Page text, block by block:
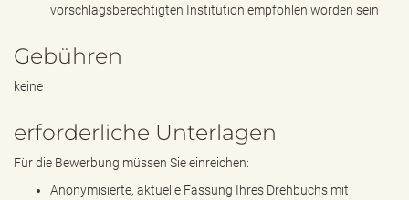
vorschlagsberechtigten Institution empfohlen worden sein
Gebühren
keine
erforderliche Unterlagen
Für die Bewerbung müssen Sie einreichen:
Anonymisierte, aktuelle Fassung Ihres Drehbuchs mit